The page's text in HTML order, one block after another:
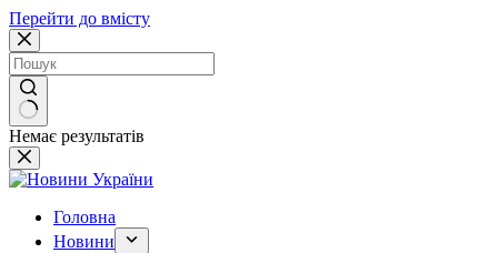
Перейти до вмісту
Немає результатів
Головна
Новини